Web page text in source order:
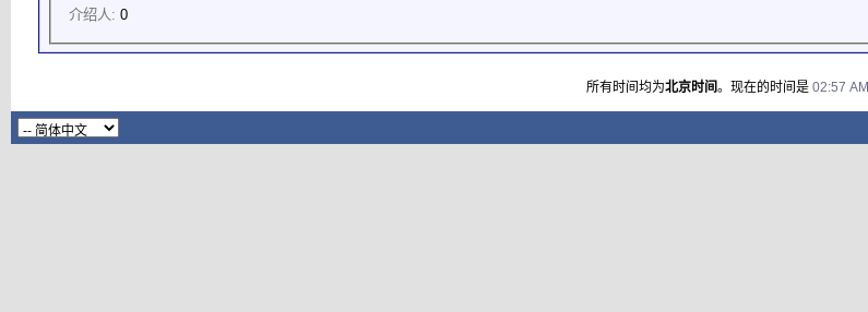
介绍人: 0
所有时间均为北京时间。现在的时间是 02:57 AM